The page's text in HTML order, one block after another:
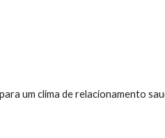
um clima de relacionamento